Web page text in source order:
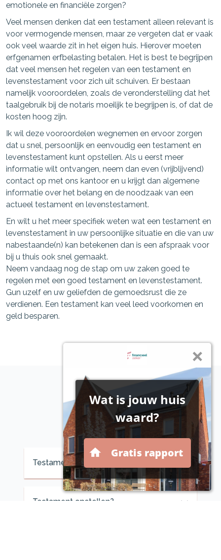
emotionele en financiële zorgen?
Veel mensen denken dat een testament alleen relevant is
voor vermogende mensen, maar ze vergeten dat er vaak
ook veel waarde zit in het eigen huis. Hierover moeten
erfgenamen erfbelasting betalen. Het is best te begrijpen
dat veel mensen het regelen van een testament en
levenstestament voor zich uit schuiven. Er bestaan
namelijk vooroordelen, zoals de veronderstelling dat het
taalgebruik bij de notaris moeilijk te begrijpen is, of dat de
kosten hoog zijn.
Ik wil deze vooroordelen wegnemen en ervoor zorgen
dat u snel, persoonlijk en eenvoudig een testament en
levenstestament kunt opstellen. Als u eerst meer
informatie wilt ontvangen, neem dan even (vrijblijvend)
contact op met ons kantoor en u krijgt dan algemene
informatie over het belang en de noodzaak van een
actueel testament en levenstestament.
En wilt u het meer specifiek weten wat een testament en
levenstestament in uw persoonlijke situatie en die van uw
nabestaande(n) kan betekenen dan is een afspraak voor
bij u thuis ook snel gemaakt.
Neem vandaag nog de stap om uw zaken goed te
regelen met een goed testament en levenstestament.
Gun uzelf en uw geliefden de gemoedsrust die ze
verdienen. Een testament kan veel leed voorkomen en
geld besparen.
Voor overlijden
Testament maken?
Testament opstellen?